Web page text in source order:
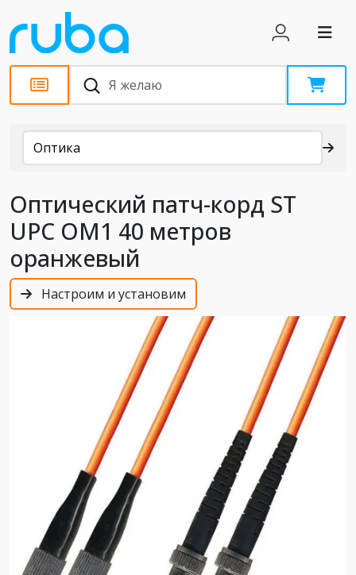
Каталог
Оптика
Оптический патч-корд ST
UPC OM1 40 метров
оранжевый
Настроим и установим